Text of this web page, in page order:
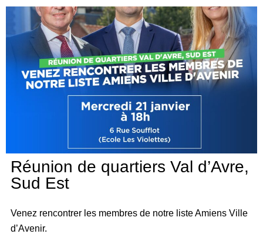
Réunion de quartiers Val d’Avre,
Sud Est
Venez rencontrer les membres de notre liste Amiens Ville
d’Avenir.